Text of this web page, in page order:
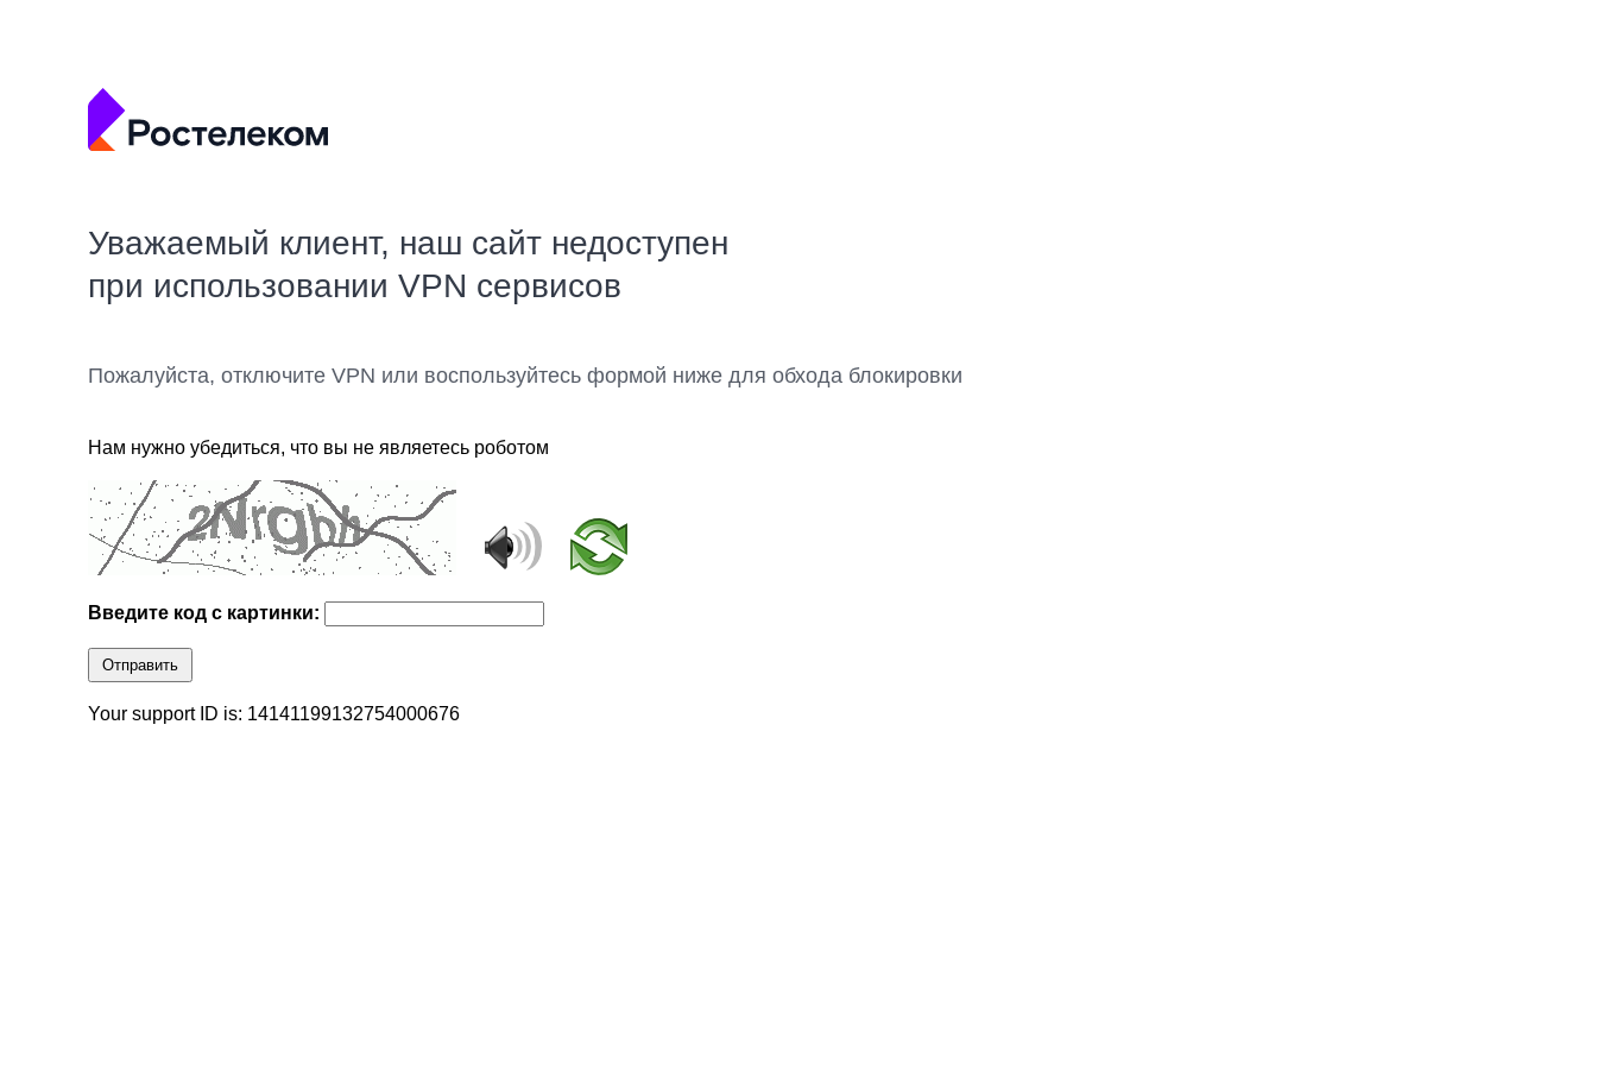
Уважаемый клиент, наш сайт недоступен
при использовании VPN сервисов
Пожалуйста, отключите VPN или воспользуйтесь формой ниже для обхода блокировки
Нам нужно убедиться, что вы не являетесь роботом
Введите код с картинки:
Отправить
Your support ID is: 14141199132754000676